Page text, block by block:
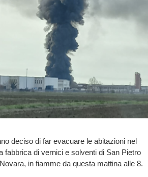
deciso di far evacuare le abitazioni nel
fabbrica di vernici e solventi di San Pietro
in fiamme da questa mattina alle 8.